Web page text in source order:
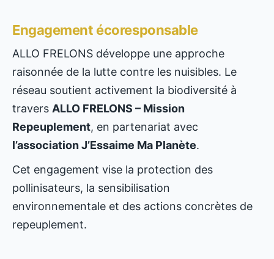
Engagement écoresponsable
ALLO FRELONS développe une approche
raisonnée de la lutte contre les nuisibles. Le
réseau soutient activement la biodiversité à
travers ALLO FRELONS – Mission
Repeuplement, en partenariat avec
l’association J’Essaime Ma Planète.
Cet engagement vise la protection des
pollinisateurs, la sensibilisation
environnementale et des actions concrètes de
repeuplement.